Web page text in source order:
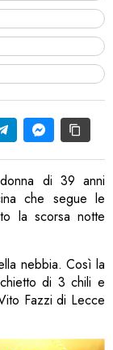
di 39 anni
che segue le
la scorsa notte
nebbia. Così la
di 3 chili e
Fazzi di Lecce